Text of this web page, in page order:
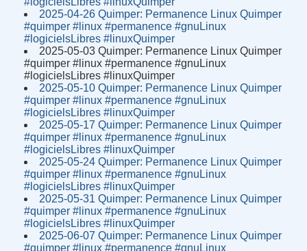
2025-04-26 Quimper: Permanence Linux Quimper
#quimper #linux #permanence #gnuLinux
#logicielsLibres #linuxQuimper
2025-05-03 Quimper: Permanence Linux Quimper
#quimper #linux #permanence #gnuLinux
#logicielsLibres #linuxQuimper
2025-05-10 Quimper: Permanence Linux Quimper
#quimper #linux #permanence #gnuLinux
#logicielsLibres #linuxQuimper
2025-05-17 Quimper: Permanence Linux Quimper
#quimper #linux #permanence #gnuLinux
#logicielsLibres #linuxQuimper
2025-05-24 Quimper: Permanence Linux Quimper
#quimper #linux #permanence #gnuLinux
#logicielsLibres #linuxQuimper
2025-05-31 Quimper: Permanence Linux Quimper
#quimper #linux #permanence #gnuLinux
#logicielsLibres #linuxQuimper
2025-06-07 Quimper: Permanence Linux Quimper
#quimper #linux #permanence #gnuLinux